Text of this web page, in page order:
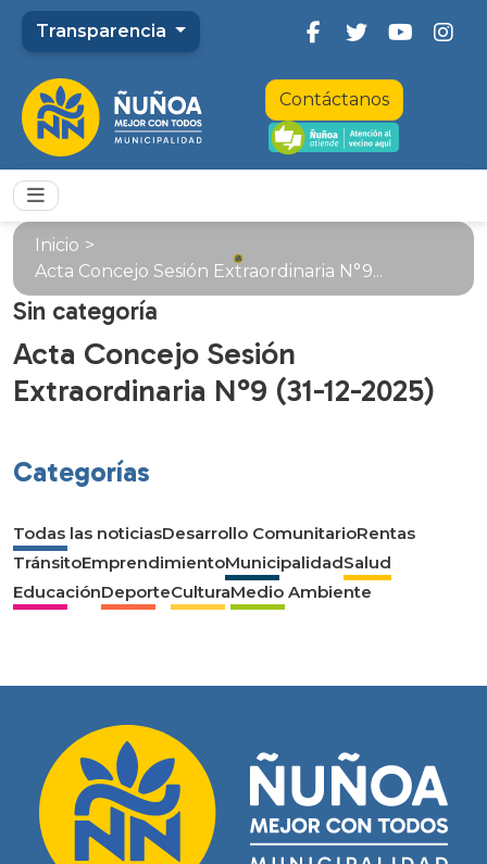
Transparencia
Contáctanos
Inicio >
Acta Concejo Sesión Extraordinaria N°9...
Sin categoría
Acta Concejo Sesión
Extraordinaria N°9 (31-12-2025)
Categorías
Todas las noticiasDesarrollo ComunitarioRentas
TránsitoEmprendimientoMunicipalidadSalud
EducaciónDeporteCulturaMedio Ambiente